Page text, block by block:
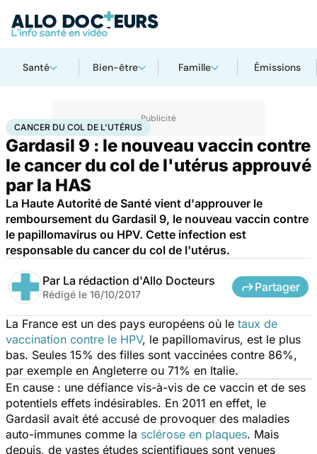
Santé Bien-être Famille Émissions
AccueilSanté Maladies CancerCancer du col de l'utérus
CANCER DU COL DE L'UTÉRUS
Gardasil 9 : le nouveau vaccin contre
le cancer du col de l'utérus approuvé
par la HAS
La Haute Autorité de Santé vient d'approuver le
remboursement du Gardasil 9, le nouveau vaccin contre
le papillomavirus ou HPV. Cette infection est
responsable du cancer du col de l'utérus.
Par La rédaction d'Allo Docteurs
Rédigé le 16/10/2017
Partager
La France est un des pays européens où le taux de
vaccination contre le HPV, le papillomavirus, est le plus
bas. Seules 15% des filles sont vaccinées contre 86%,
par exemple en Angleterre ou 71% en Italie.
En cause : une défiance vis-à-vis de ce vaccin et de ses
potentiels effets indésirables. En 2011 en effet, le
Gardasil avait été accusé de provoquer des maladies
auto-immunes comme la sclérose en plaques. Mais
depuis, de vastes études scientifiques sont venues